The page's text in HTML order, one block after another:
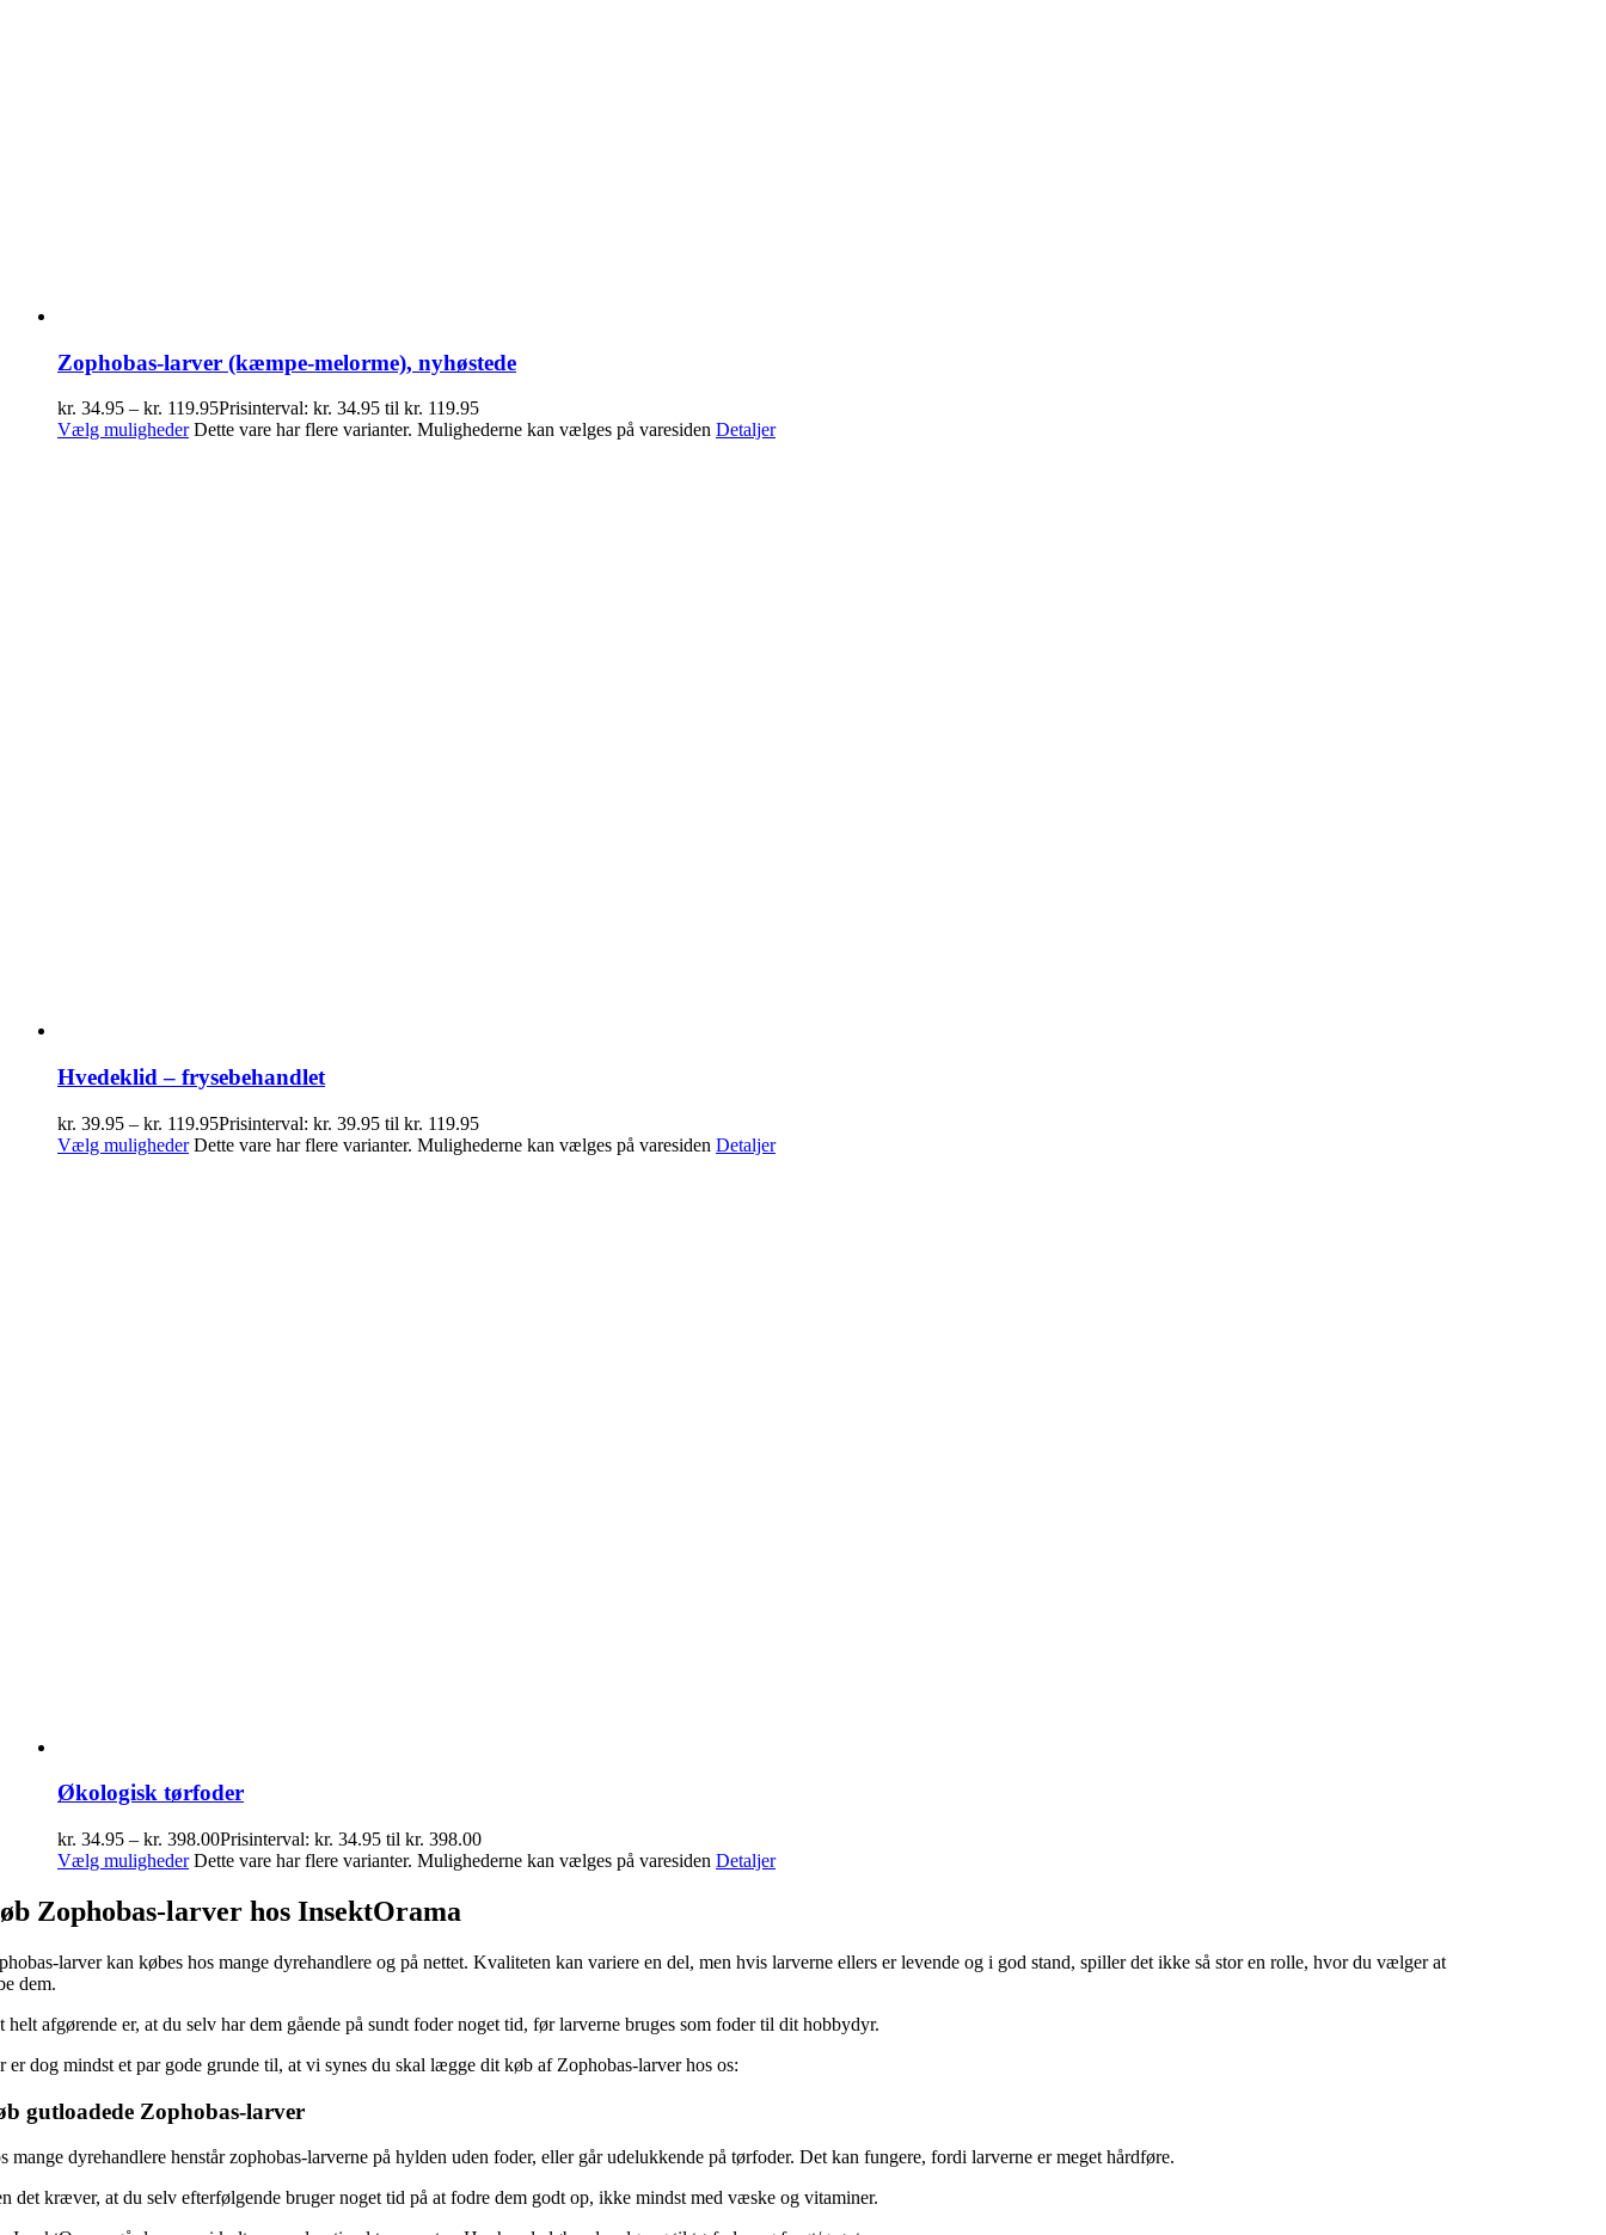
Zophobas-larver (kæmpe-melorme), nyhøstede
kr. 34.95 – kr. 119.95Prisinterval: kr. 34.95 til kr. 119.95
Vælg muligheder Dette vare har flere varianter. Mulighederne kan vælges på varesiden Detaljer
Hvedeklid – frysebehandlet
kr. 39.95 – kr. 119.95Prisinterval: kr. 39.95 til kr. 119.95
Vælg muligheder Dette vare har flere varianter. Mulighederne kan vælges på varesiden Detaljer
Økologisk tørfoder
kr. 34.95 – kr. 398.00Prisinterval: kr. 34.95 til kr. 398.00
Vælg muligheder Dette vare har flere varianter. Mulighederne kan vælges på varesiden Detaljer
Zophobas-larver hos InsektOrama
larver kan købes hos mange dyrehandlere og på nettet. Kvaliteten kan variere en del, men hvis larverne ellers er levende og i god stand, spiller det ikke så stor en rolle, hvor du vælger at
dem.
helt afgørende er, at du selv har dem gående på sundt foder noget tid, før larverne bruges som foder til dit hobbydyr.
er dog mindst et par gode grunde til, at vi synes du skal lægge dit køb af Zophobas-larver hos os:
gutloadede Zophobas-larver
mange dyrehandlere henstår zophobas-larverne på hylden uden foder, eller går udelukkende på tørfoder. Det kan fungere, fordi larverne er meget hårdføre.
det kræver, at du selv efterfølgende bruger noget tid på at fodre dem godt op, ikke mindst med væske og vitaminer.